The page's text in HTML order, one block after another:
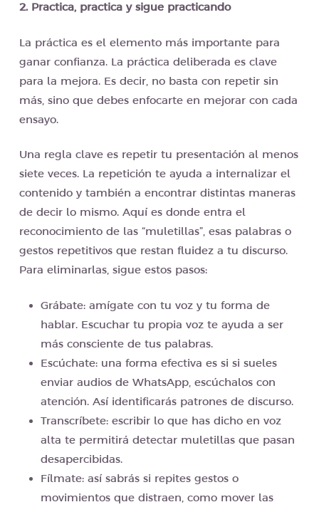
2. Practica, practica y sigue practicando
La práctica es el elemento más importante para
ganar confianza. La práctica deliberada es clave
para la mejora. Es decir, no basta con repetir sin
más, sino que debes enfocarte en mejorar con cada
ensayo.
Una regla clave es repetir tu presentación al menos
siete veces. La repetición te ayuda a internalizar el
contenido y también a encontrar distintas maneras
de decir lo mismo. Aquí es donde entra el
reconocimiento de las “muletillas”, esas palabras o
gestos repetitivos que restan fluidez a tu discurso.
Para eliminarlas, sigue estos pasos:
Grábate: amígate con tu voz y tu forma de
hablar. Escuchar tu propia voz te ayuda a ser
más consciente de tus palabras.
Escúchate: una forma efectiva es si si sueles
enviar audios de WhatsApp, escúchalos con
atención. Así identificarás patrones de discurso.
Transcríbete: escribir lo que has dicho en voz
alta te permitirá detectar muletillas que pasan
desapercibidas.
Fílmate: así sabrás si repites gestos o
movimientos que distraen, como mover las